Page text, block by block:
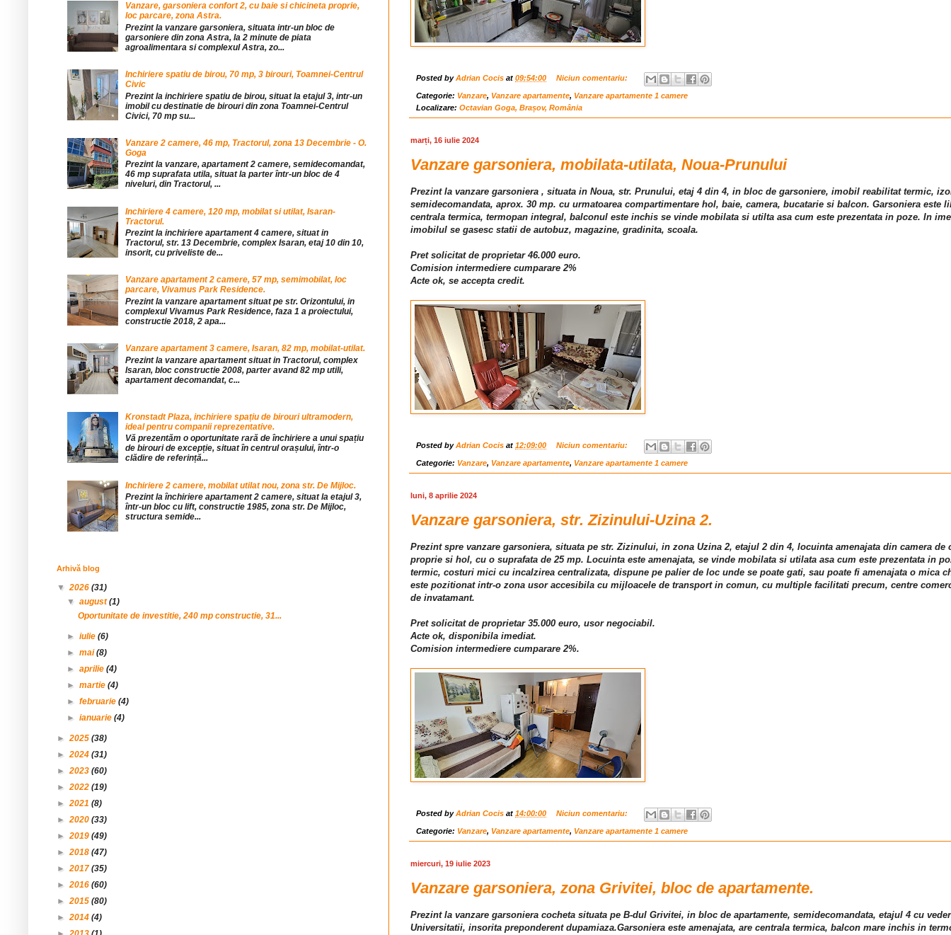
Posted byAdrian Cocis at 09:54:00 Niciun comentariu:
Categorie: Vanzare, Vanzare apartamente, Vanzare apartamente 1 camere
Localizare: Octavian Goga, Brașov, România
marți, 16 iulie 2024
Vanzare garsoniera, mobilata-utilata, Noua-Prunului
Prezint la vanzare garsoniera , situata in Noua, str. Prunului, etaj 4 din 4, in bloc de garsoniere, imobil reabilitat termic,
semidecomandata, aprox. 30 mp. cu urmatoarea compartimentare hol, baie, camera, bucatarie si balcon. Garsoniera este
centrala termica, termopan integral, balconul este inchis se vinde mobilata si utilta asa cum este prezentata in poze. In
imobilul se gasesc statii de autobuz, magazine, gradinita, scoala.
Pret solicitat de proprietar 46.000 euro.
Comision intermediere cumparare 2%
Acte ok, se accepta credit.
Posted byAdrian Cocis at 12:09:00 Niciun comentariu:
Categorie: Vanzare, Vanzare apartamente, Vanzare apartamente 1 camere
luni, 8 aprilie 2024
Vanzare garsoniera, str. Zizinului-Uzina 2.
Prezint spre vanzare garsoniera, situata pe str. Zizinului, in zona Uzina 2, etajul 2 din 4, locuinta amenajata din camera de
proprie si hol, cu o suprafata de 25 mp. Locuinta este amenajata, se vinde mobilata si utilata asa cum este prezentata in
termic, costuri mici cu incalzirea centralizata, dispune pe palier de loc unde se poate gati, sau poate fi amenajata o mica
este pozitionat intr-o zona usor accesibila cu mijloacele de transport in comun, cu multiple facilitati precum, centre
de invatamant.
Pret solicitat de proprietar 35.000 euro, usor negociabil.
Acte ok, disponibila imediat.
Comision intermediere cumparare 2%.
Posted byAdrian Cocis at 14:00:00 Niciun comentariu:
Categorie: Vanzare, Vanzare apartamente, Vanzare apartamente 1 camere
miercuri, 19 iulie 2023
Vanzare garsoniera, zona Grivitei, bloc de apartamente.
Prezint la vanzare garsoniera cocheta situata pe B-dul Grivitei, in bloc de apartamente, semidecomandata, etajul 4 cu
Universitatii, insorita preponderent dupamiaza.Garsoniera este amenajata, are centrala termica, balcon mare inchis in
Vanzare, garsoniera confort 2, cu baie si chicineta proprie,
loc parcare, zona Astra.
Prezint la vanzare garsoniera, situata intr-un bloc de
garsoniere din zona Astra, la 2 minute de piata
agroalimentara si complexul Astra, zo...
Inchiriere spatiu de birou, 70 mp, 3 birouri, Toamnei-Centrul
Civic
Prezint la inchiriere spatiu de birou, situat la etajul 3, intr-un
imobil cu destinatie de birouri din zona Toamnei-Centrul
Civici, 70 mp su...
Vanzare 2 camere, 46 mp, Tractorul, zona 13 Decembrie - O.
Goga
Prezint la vanzare, apartament 2 camere, semidecomandat,
46 mp suprafata utila, situat la parter într-un bloc de 4
niveluri, din Tractorul, ...
Inchiriere 4 camere, 120 mp, mobilat si utilat, Isaran-
Tractorul.
Prezint la inchiriere apartament 4 camere, situat in
Tractorul, str. 13 Decembrie, complex Isaran, etaj 10 din 10,
insorit, cu priveliste de...
Vanzare apartament 2 camere, 57 mp, semimobilat, loc
parcare, Vivamus Park Residence.
Prezint la vanzare apartament situat pe str. Orizontului, in
complexul Vivamus Park Residence, faza 1 a proiectului,
constructie 2018, 2 apa...
Vanzare apartament 3 camere, Isaran, 82 mp, mobilat-utilat.
Prezint la vanzare apartament situat in Tractorul, complex
Isaran, bloc constructie 2008, parter avand 82 mp utili,
apartament decomandat, c...
Kronstadt Plaza, inchiriere spațiu de birouri ultramodern,
ideal pentru companii reprezentative.
Vă prezentăm o oportunitate rară de închiriere a unui spațiu
de birouri de excepție, situat în centrul orașului, într-o
clădire de referință...
Inchiriere 2 camere, mobilat utilat nou, zona str. De Mijloc.
Prezint la închiriere apartament 2 camere, situat la etajul 3,
într-un bloc cu lift, constructie 1985, zona str. De Mijloc,
structura semide...
Arhivă blog
▼2026 (31)
▼august(1)
Oportunitate de investitie, 240 mp constructie, 31...
►iulie(6)
►mai(8)
►aprilie(4)
►martie(4)
►februarie(4)
►ianuarie(4)
►2025 (38)
►2024 (31)
►2023 (60)
►2022 (19)
►2021 (8)
►2020 (33)
►2019 (49)
►2018 (47)
►2017 (35)
►2016 (60)
►2015 (80)
►2014 (4)